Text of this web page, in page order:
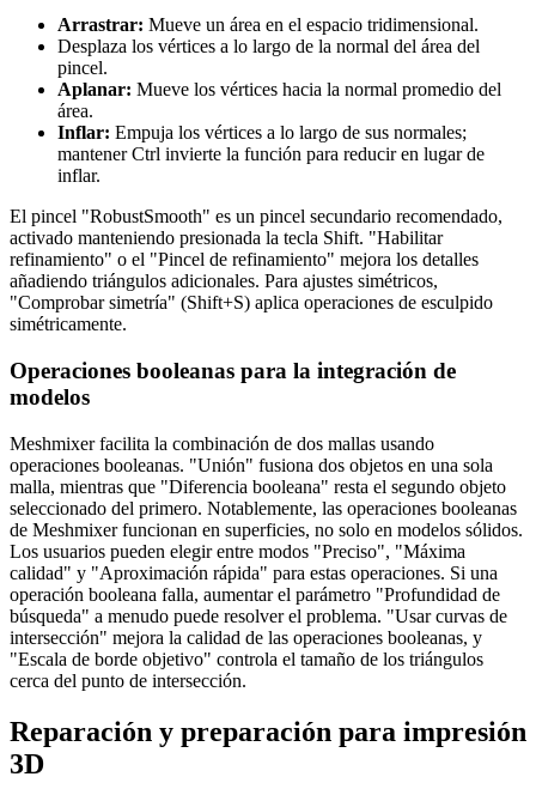
Arrastrar: Mueve un área en el espacio tridimensional.
Desplaza los vértices a lo largo de la normal del área del
pincel.
Aplanar: Mueve los vértices hacia la normal promedio del
área.
Inflar: Empuja los vértices a lo largo de sus normales;
mantener Ctrl invierte la función para reducir en lugar de
inflar.
El pincel "RobustSmooth" es un pincel secundario recomendado,
activado manteniendo presionada la tecla Shift. "Habilitar
refinamiento" o el "Pincel de refinamiento" mejora los detalles
añadiendo triángulos adicionales. Para ajustes simétricos,
"Comprobar simetría" (Shift+S) aplica operaciones de esculpido
simétricamente.
Operaciones booleanas para la integración de
modelos
Meshmixer facilita la combinación de dos mallas usando
operaciones booleanas. "Unión" fusiona dos objetos en una sola
malla, mientras que "Diferencia booleana" resta el segundo objeto
seleccionado del primero. Notablemente, las operaciones booleanas
de Meshmixer funcionan en superficies, no solo en modelos sólidos.
Los usuarios pueden elegir entre modos "Preciso", "Máxima
calidad" y "Aproximación rápida" para estas operaciones. Si una
operación booleana falla, aumentar el parámetro "Profundidad de
búsqueda" a menudo puede resolver el problema. "Usar curvas de
intersección" mejora la calidad de las operaciones booleanas, y
"Escala de borde objetivo" controla el tamaño de los triángulos
cerca del punto de intersección.
Reparación y preparación para impresión
3D